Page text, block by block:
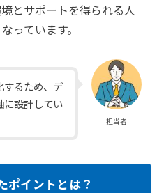
とサポートを得られる人
っています。
担当者
するため、デ
に設計してい
ポイントとは？